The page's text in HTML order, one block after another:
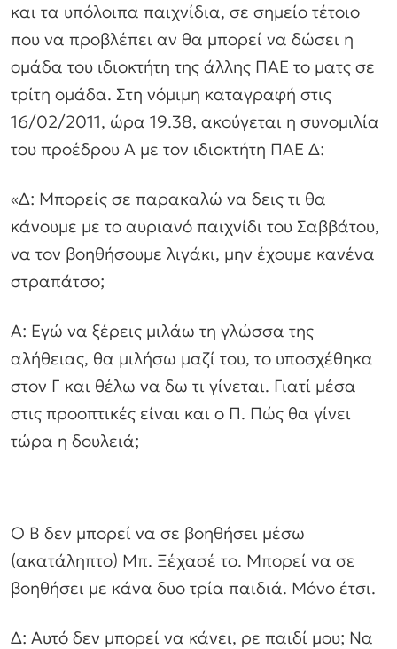
και τα υπόλοιπα παιχνίδια, σε σημείο τέτοιο
που να προβλέπει αν θα μπορεί να δώσει η
ομάδα του ιδιοκτήτη της άλλης ΠΑΕ το ματς σε
τρίτη ομάδα. Στη νόμιμη καταγραφή στις
16/02/2011, ώρα 19.38, ακούγεται η συνομιλία
του προέδρου Α με τον ιδιοκτήτη ΠΑΕ Δ:
«Δ: Μπορείς σε παρακαλώ να δεις τι θα
κάνουμε με το αυριανό παιχνίδι του Σαββάτου,
να τον βοηθήσουμε λιγάκι, μην έχουμε κανένα
στραπάτσο;
Α: Εγώ να ξέρεις μιλάω τη γλώσσα της
αλήθειας, θα μιλήσω μαζί του, το υποσχέθηκα
στον Γ και θέλω να δω τι γίνεται. Γιατί μέσα
στις προοπτικές είναι και ο Π. Πώς θα γίνει
τώρα η δουλειά;
Ο Β δεν μπορεί να σε βοηθήσει μέσω
(ακατάληπτο) Μπ. Ξέχασέ το. Μπορεί να σε
βοηθήσει με κάνα δυο τρία παιδιά. Μόνο έτσι.
Δ: Αυτό δεν μπορεί να κάνει, ρε παιδί μου; Να